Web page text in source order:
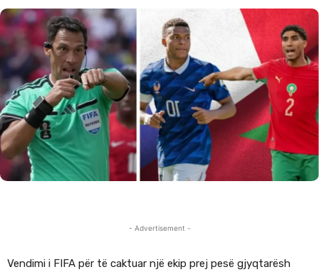
- Advertisement -
Vendimi i FIFA për të caktuar një ekip prej pesë gjyqtarësh